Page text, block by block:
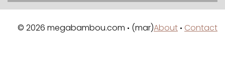
© 2026 megabambou.com • (mar)About • Contact